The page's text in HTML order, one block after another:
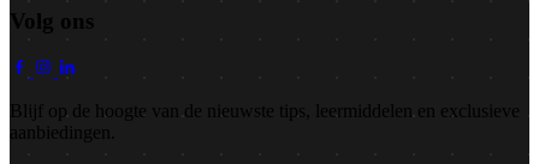
Volg ons
Blijf op de hoogte van de nieuwste tips, leermiddelen en exclusieve
aanbiedingen.